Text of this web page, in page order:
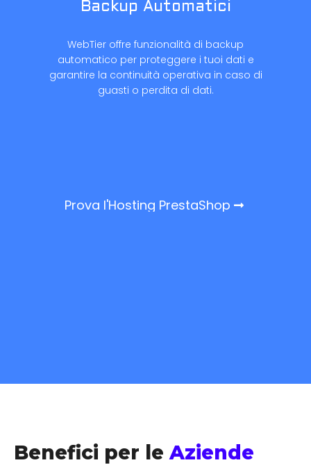
Backup Automatici
WebTier offre funzionalità di backup
automatico per proteggere i tuoi dati e
garantire la continuità operativa in caso di
guasti o perdita di dati.
Prova l'Hosting PrestaShop
Benefici per le Aziende